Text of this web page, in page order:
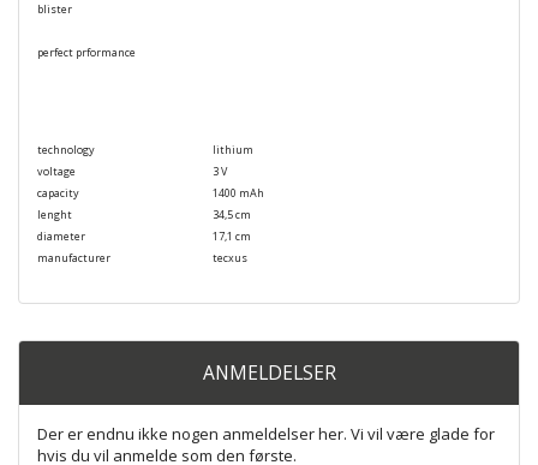
blister
perfect prformance
technology
lithium
voltage
3 V
capacity
1400 mAh
lenght
34,5 cm
diameter
17,1 cm
manufacturer
tecxus
ANMELDELSER
Der er endnu ikke nogen anmeldelser her. Vi vil være glade for
hvis du vil anmelde som den første.